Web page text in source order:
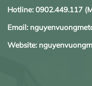
Hotline: 0902.449.117
Email:
Website: